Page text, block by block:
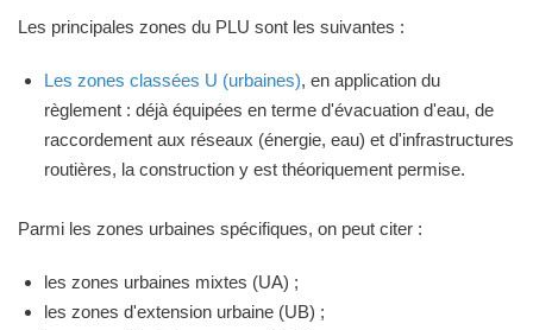
Les principales zones du PLU sont les suivantes :
Les zones classées U (urbaines), en application du
règlement : déjà équipées en terme d'évacuation d'eau, de
raccordement aux réseaux (énergie, eau) et d'infrastructures
routières, la construction y est théoriquement permise.
Parmi les zones urbaines spécifiques, on peut citer :
les zones urbaines mixtes (UA) ;
les zones d'extension urbaine (UB) ;